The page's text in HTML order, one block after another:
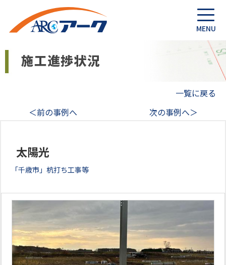
一覧に戻る
＜前の事例へ
次の事例へ＞
太陽光
「千歳市」杭打ち工事等